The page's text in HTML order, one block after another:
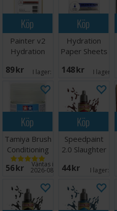
Köp
Painter v2
Hydration
50st
89 SEK I lager:
Köp
Hydration
Paper Sheets
20x30 cm
148 SEK I lager:
Köp
Tamiya Brush
Conditioning
Fluid 23ml
56 SEK Väntas in:
2026-08-27
Köp
Speedpaint
2.0 Slaughter
44 SEK I lager: